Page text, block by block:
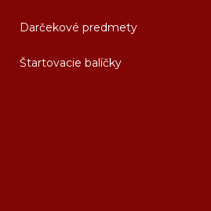
Darčekové predmety
Štartovacie balíčky